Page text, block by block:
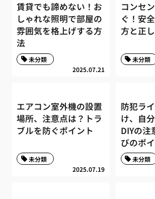
賃貸でも諦めない！お
しゃれな照明で部屋の
雰囲気を格上げする方
法
2025.07.21
未分類
コンセ
ぐ！安
方と正
未分類
エアコン室外機の設置
場所、注意点は？トラ
ブルを防ぐポイント
2025.07.19
未分類
防犯ラ
け、自
DIYの注
びのポ
未分類